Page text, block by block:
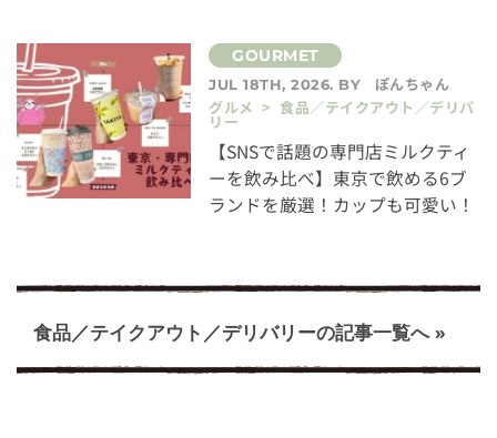
JUL 18TH, 2026. BY
ぽんちゃん
グルメ > 食品／テイクアウト／デリバ
リー
【SNSで話題の専門店ミルクティ
ーを飲み比べ】東京で飲める6ブ
ランドを厳選！カップも可愛い！
食品／テイクアウト／デリバリーの記事一覧へ »